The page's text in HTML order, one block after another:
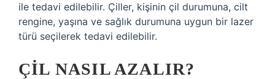
ile tedavi edilebilir. Çiller, kişinin çil durumuna, cilt
rengine, yaşına ve sağlık durumuna uygun bir lazer
türü seçilerek tedavi edilebilir.
ÇIL NASIL AZALIR?